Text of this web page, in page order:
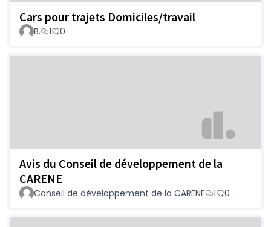
Cars pour trajets Domiciles/travail
B. 1 0
Avis du Conseil de développement de la
CARENE
Conseil de développement de la CARENE 1 0